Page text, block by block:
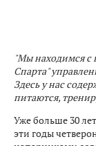
"Мы находимся с
Спарта"
Здесь у нас
питаются,
Уже больше 30
эти годы